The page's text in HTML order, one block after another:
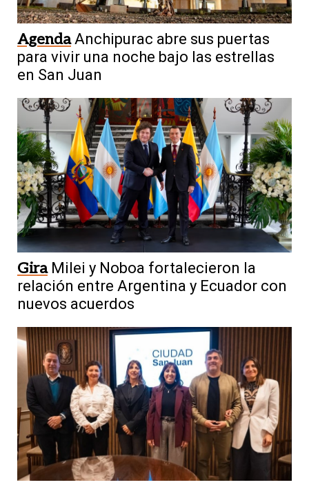
Agenda Anchipurac abre sus puertas
para vivir una noche bajo las estrellas
en San Juan
Gira Milei y Noboa fortalecieron la
relación entre Argentina y Ecuador con
nuevos acuerdos